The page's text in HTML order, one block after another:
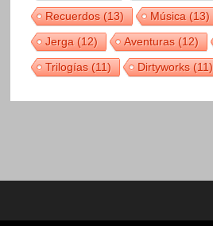
Recuerdos(13) Música(13)
Jerga(12) Aventuras(12)
Trilogías(11) Dirtyworks(11)